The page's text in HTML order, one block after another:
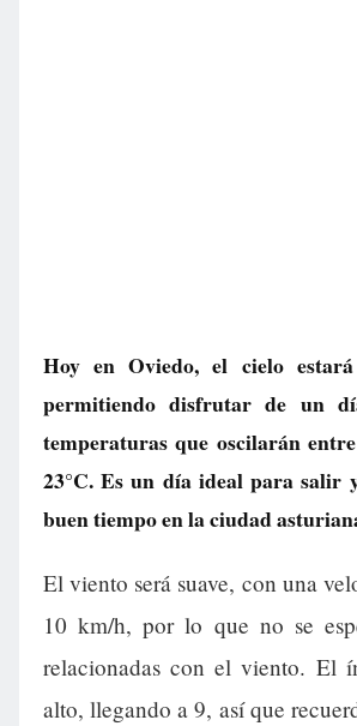
Hoy en Oviedo, el cielo
permitiendo disfrutar de un
temperaturas que oscilarán
23°C. Es un día ideal para salir
buen tiempo en la ciudad
El viento será suave, con una
10 km/h, por lo que no se
relacionadas con el viento. El
alto, llegando a 9, así que